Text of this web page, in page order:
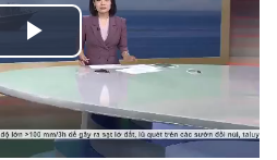
Play
Video